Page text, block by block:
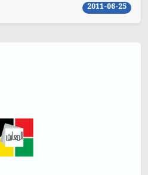
2011-06-25